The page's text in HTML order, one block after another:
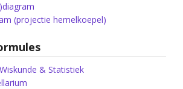
(projectie hemelkoepel)
& Statistiek